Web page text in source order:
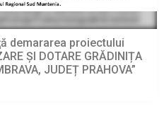
demararea proiectului
ȘI DOTARE GRĂDINIȚA
JUDEȚ PRAHOVA”